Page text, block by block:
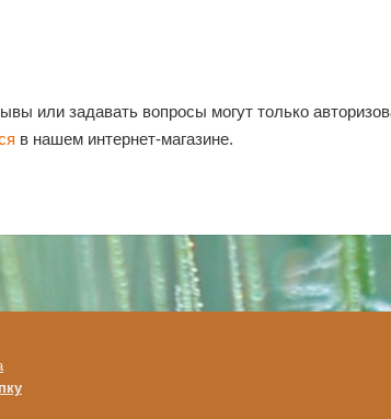
или задавать вопросы могут только
в нашем интернет-магазине.